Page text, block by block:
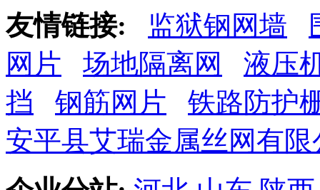
友情链接:
监狱钢网墙
网片
场地隔离网
液压
挡
钢筋网片
铁路防护
安平县艾瑞金属丝网有限